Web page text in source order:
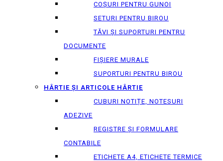
COȘURI PENTRU GUNOI
SETURI PENTRU BIROU
TĂVI ȘI SUPORTURI PENTRU
DOCUMENTE
FIȘIERE MURALE
SUPORTURI PENTRU BIROU
HÂRTIE ȘI ARTICOLE HÂRTIE
CUBURI NOTIȚE, NOTESURI
ADEZIVE
REGISTRE ȘI FORMULARE
CONTABILE
ETICHETE A4, ETICHETE TERMICE